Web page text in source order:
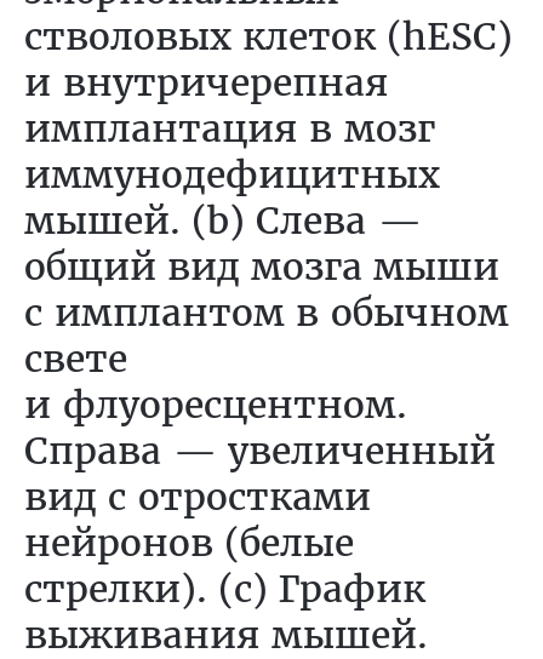
стволовых клеток (hESC)
и внутричерепная
имплантация в мозг
иммунодефицитных
мышей. (b) Слева —
общий вид мозга мыши
с имплантом в обычном
свете
и флуоресцентном.
Справа — увеличенный
вид с отростками
нейронов (белые
стрелки). (с) График
выживания мышей.